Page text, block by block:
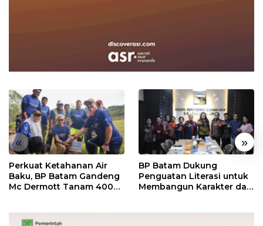
« »
Perkuat Ketahanan Air
Baku, BP Batam Gandeng
Mc Dermott Tanam 400
BP Batam Dukung
Penguatan Literasi untuk
Membangun Karakter dan